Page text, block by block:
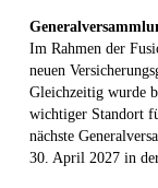
Im Rahmen der
neuen
Gleichzeitig wurde
wichtiger Standort
nächste
30. April 2027 in